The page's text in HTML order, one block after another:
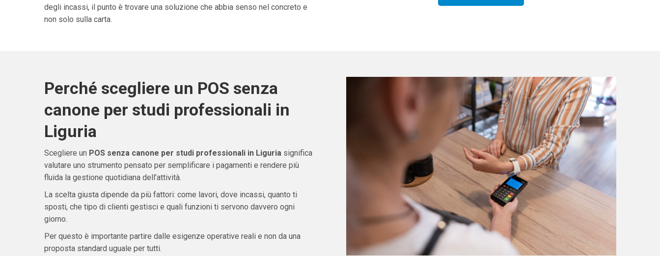
degli incassi, il punto è trovare una soluzione che abbia senso nel concreto e
non solo sulla carta.
Perché scegliere un POS senza
canone per studi professionali in
Liguria
Scegliere un POS senza canone per studi professionali in Liguriasignifica
valutare uno strumento pensato per semplificare i pagamenti e rendere più
fluida la gestione quotidiana dell’attività.
La scelta giusta dipende da più fattori: come lavori, dove incassi, quanto ti
sposti, che tipo di clienti gestisci e quali funzioni ti servono davvero ogni
giorno.
Per questo è importante partire dalle esigenze operative reali e non da una
proposta standard uguale per tutti.